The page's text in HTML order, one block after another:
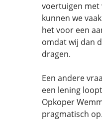
voertuigen
kunnen we
het voor een
omdat wij dan
dragen.
Een andere
een lening
Opkoper
pragmatisch